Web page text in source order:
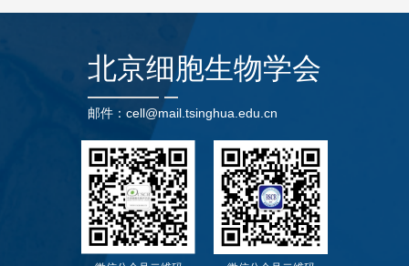
北京细胞生物学会
邮件：cell@mail.tsinghua.edu.cn